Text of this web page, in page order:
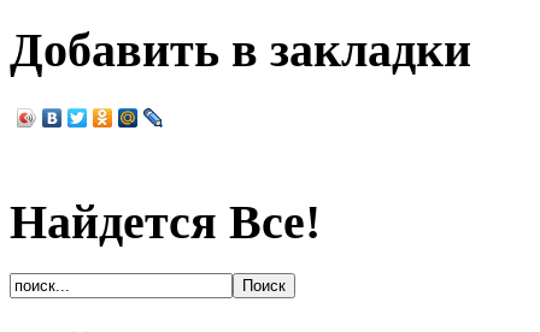
Добавить в закладки
Найдется Все!